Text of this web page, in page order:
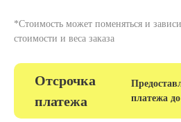
*Стоимость может поменяться и
стоимости и веса заказа
Отсрочка
платежа
платежа